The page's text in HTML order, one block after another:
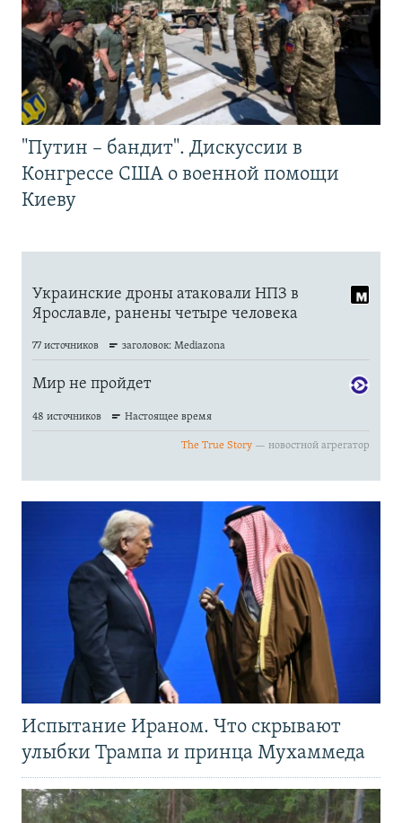
"Путин – бандит". Дискуссии в
Конгрессе США о военной помощи
Киеву
Испытание Ираном. Что скрывают
улыбки Трампа и принца Мухаммеда